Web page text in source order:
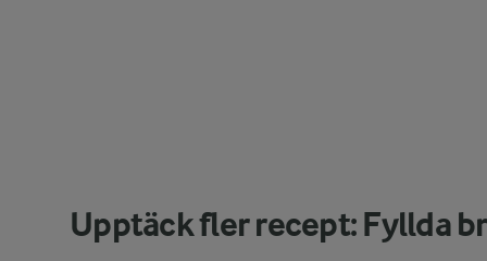
Upptäck fler recept: Fyllda